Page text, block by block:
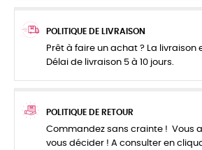
POLITIQUE DE LIVRAISON
Prêt à faire un achat ? La livraison
Délai de livraison 5 à 10 jours.
POLITIQUE DE RETOUR
Commandez sans crainte ! Vous
vous décider ! A consulter en